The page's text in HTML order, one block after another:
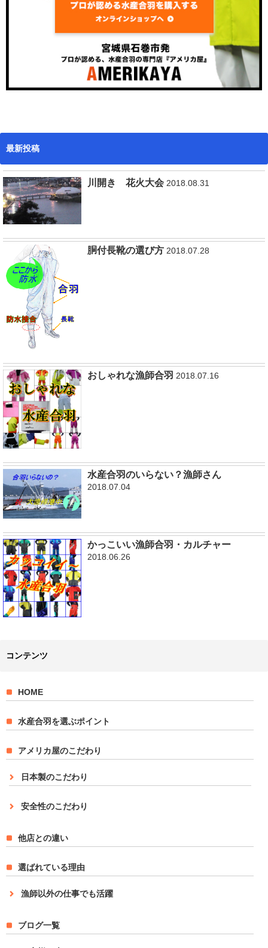
最新投稿
川開き 花火大会 2018.08.31
胴付長靴の選び方 2018.07.28
おしゃれな漁師合羽 2018.07.16
水産合羽のいらない？漁師さん
2018.07.04
かっこいい漁師合羽・カルチャー
2018.06.26
コンテンツ
HOME
水産合羽を選ぶポイント
アメリカ屋のこだわり
日本製のこだわり
安全性のこだわり
他店との違い
選ばれている理由
漁師以外の仕事でも活躍
ブログ一覧